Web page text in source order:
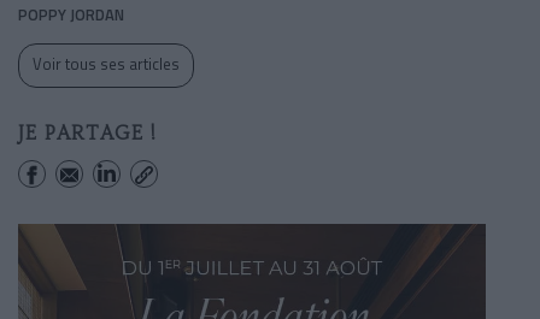
POPPY JORDAN
Voir tous ses articles
JE PARTAGE !